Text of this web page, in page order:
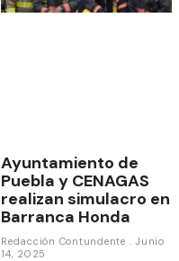
Ayuntamiento de
Puebla y CENAGAS
realizan simulacro en
Barranca Honda
Redacción Contundente
Junio
14, 2025